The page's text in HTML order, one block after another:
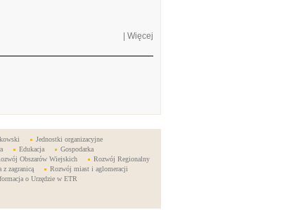
Więcej
Jednostki organizacyjne
Edukacja
Gospodarka
Obszarów Wiejskich
Rozwój Regionalny
z zagranicą
Rozwój miast i aglomeracji
o Urzędzie w ETR